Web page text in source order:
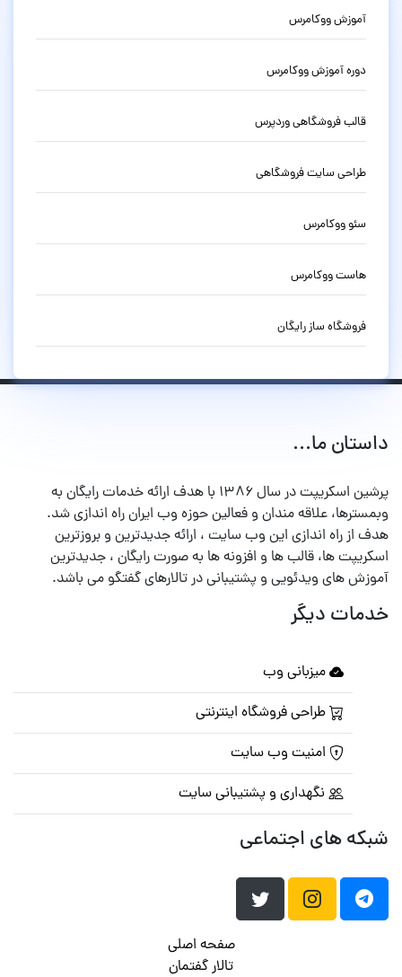
آموزش ووکامرس
دوره آموزش ووکامرس
قالب فروشگاهی وردپرس
طراحی سایت فروشگاهی
سئو ووکامرس
هاست ووکامرس
فروشگاه ساز رایگان
داستان ما...
پرشین اسکریپت در سال ۱۳۸۶ با هدف ارائه خدمات رایگان به
وبمسترها، علاقه مندان و فعالین حوزه وب ایران راه اندازی شد.
هدف از راه اندازی این وب سایت ، ارائه جدیدترین و بروزترین
اسکریپت ها، قالب ها و افزونه ها به صورت رایگان ، جدیدترین
آموزش های ویدئویی و پشتیبانی در تالارهای گفتگو می باشد.
خدمات دیگر
میزبانی وب
طراحی فروشگاه اینترنتی
امنیت وب سایت
نگهداری و پشتیبانی سایت
شبکه های اجتماعی
صفحه اصلی
تالار گفتمان